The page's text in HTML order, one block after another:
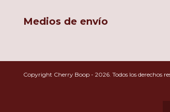
Medios de envío
Copyright Cherry Boop - 2026. Todos los derechos